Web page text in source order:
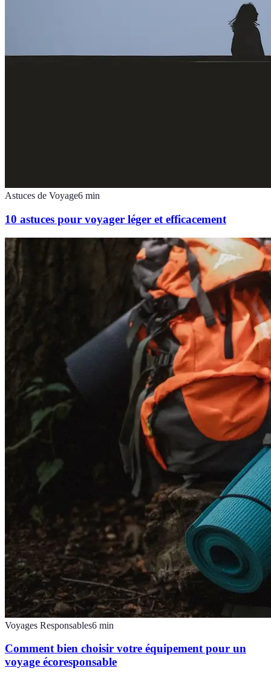
Astuces de Voyage6 min
10 astuces pour voyager léger et efficacement
Voyages Responsables6 min
Comment bien choisir votre équipement pour un
voyage écoresponsable